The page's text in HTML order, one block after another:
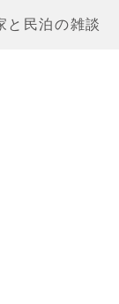
と民泊の雑談